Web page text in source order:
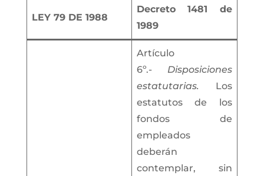
LEY 79 DE 1988
Decreto 1481 de
1989
Artículo
6º.- Disposiciones
estatutarias. Los
estatutos de los
fondos de
empleados
deberán
contemplar, sin